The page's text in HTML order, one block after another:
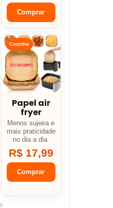
Comprar
Cozinha
Papel air
fryer
Menos sujeira e
mais praticidade
no dia a dia.
R$ 17,99
Comprar